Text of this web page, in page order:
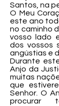
Santos, na
O Meu
este ano
no caminho
vosso lado
dos vossos
angústias e
Durante
Anjo da
muitas
que
Senhor. O
procurar